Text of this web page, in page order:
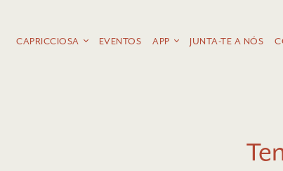
CAPRICCIOSA EVENTOS APP JUNTA-TE A NÓS